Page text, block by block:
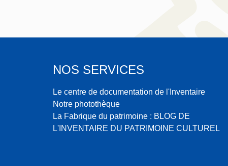
NOS SERVICES
Le centre de documentation de l'Inventaire
Notre photothèque
La Fabrique du patrimoine : BLOG DE
L'INVENTAIRE DU PATRIMOINE CULTUREL